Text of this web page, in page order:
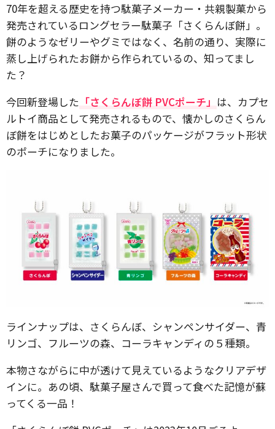
70年を超える歴史を持つ駄菓子メーカー・共親製菓から
発売されているロングセラー駄菓子「さくらんぼ餅」。
餅のようなゼリーやグミではなく、名前の通り、実際に
蒸し上げられたお餅から作られているの、知ってまし
た？
今回新登場した 「さくらんぼ餅 PVCポーチ」 は、カプセ
ルトイ商品として発売されるもので、懐かしのさくらん
ぼ餅をはじめとしたお菓子のパッケージがフラット形状
のポーチになりました。
ラインナップは、さくらんぼ、シャンペンサイダー、青
リンゴ、フルーツの森、コーラキャンディの５種類。
本物さながらに中が透けて見えているようなクリアデザ
インに。あの頃、駄菓子屋さんで買って食べた記憶が蘇
ってくる一品！